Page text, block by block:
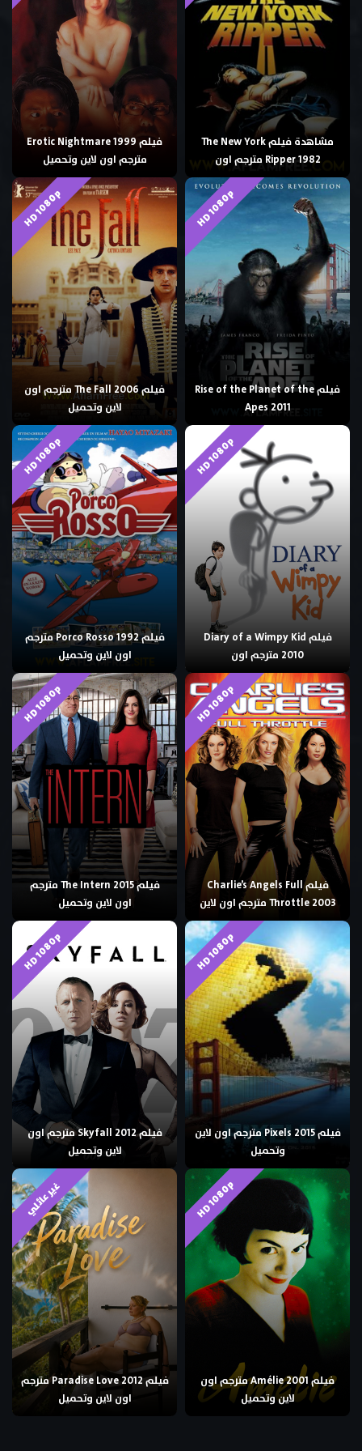
مشاهدة فيلم The New York
Ripper 1982 مترجم اون
فيلم Erotic Nightmare 1999
مترجم اون لاين وتحميل
HD 1080p
فيلم Rise of the Planet of the
Apes 2011
HD 1080p
فيلم The Fall 2006 مترجم اون
لاين وتحميل
HD 1080p
فيلم Diary of a Wimpy Kid
2010 مترجم اون
HD 1080p
فيلم Porco Rosso 1992 مترجم
اون لاين وتحميل
HD 1080p
فيلم Charlie’s Angels Full
Throttle 2003 مترجم اون لاين
HD 1080p
فيلم The Intern 2015 مترجم
اون لاين وتحميل
HD 1080p
فيلم Pixels 2015 مترجم اون لاين
وتحميل
HD 1080p
فيلم Skyfall 2012 مترجم اون
لاين وتحميل
HD 1080p
فيلم Amélie 2001 مترجم اون
لاين وتحميل
غير عائلي
فيلم Paradise Love 2012 مترجم
اون لاين وتحميل